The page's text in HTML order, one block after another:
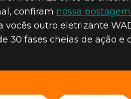
confiram nossa
outro eletrizante
30 fases cheias de ação e